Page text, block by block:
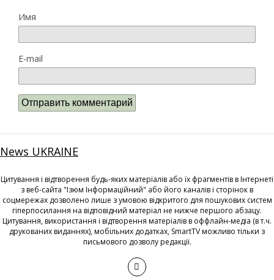
Имя
E-mail
News UKRAINE
Цитування і відтворення будь-яких матеріалів або їх фрагментів в Інтернеті
з веб-сайта "Ізюм Інформаційний" або його каналів і сторінок в
соцмережах дозволено лише з умовою відкритого для пошукових систем
гіперпосилання на відповідний матеріал не нижче першого абзацу.
Цитування, використання і відтворення матеріалів в оффлайн-медіа (в т.ч.
друкованих виданнях), мобільних додатках, SmartTV можливо тільки з
письмового дозволу редакції.